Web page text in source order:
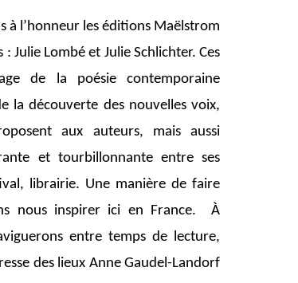
à l’honneur les éditions Maëlstrom
Julie Lombé et Julie Schlichter. Ces
de la poésie contemporaine
la découverte des nouvelles voix,
aux auteurs, mais aussi
et tourbillonnante entre ses
librairie. Une manière de faire
nous inspirer ici en France. À
entre temps de lecture,
des lieux Anne Gaudel-Landorf